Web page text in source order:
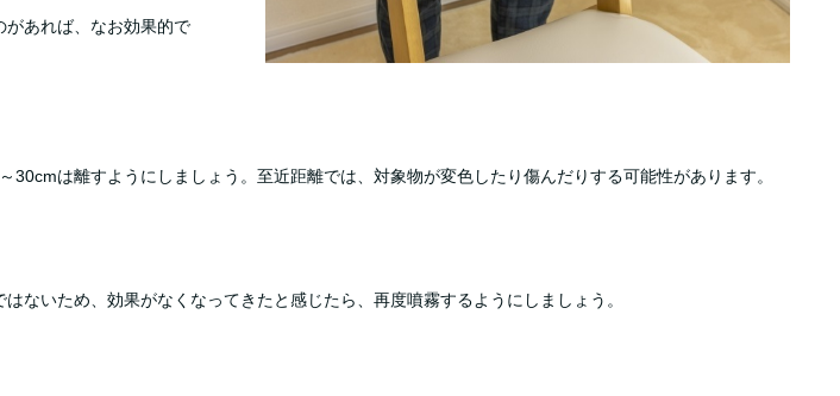
あれば、なお効果的で
は離すようにしましょう。至近距離では、対象物が変色したり傷んだりする可能性があります。
ないため、効果がなくなってきたと感じたら、再度噴霧するようにしましょう。